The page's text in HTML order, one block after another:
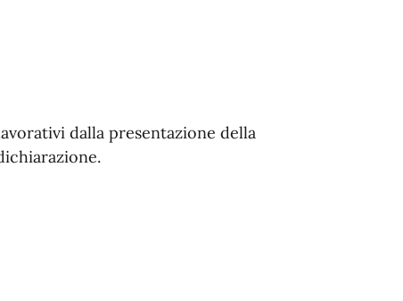
dalla presentazione della